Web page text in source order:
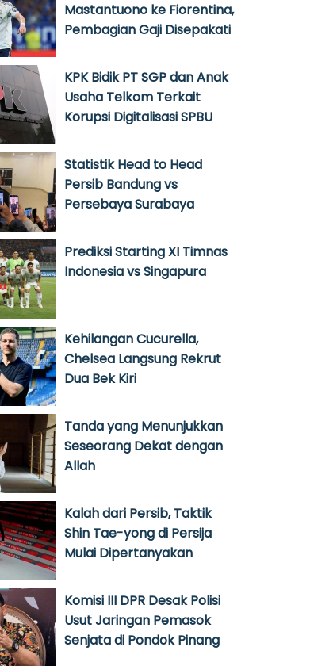
Mastantuono ke Fiorentina,
Pembagian Gaji Disepakati
KPK Bidik PT SGP dan Anak
Usaha Telkom Terkait
Korupsi Digitalisasi SPBU
Statistik Head to Head
Persib Bandung vs
Persebaya Surabaya
Prediksi Starting XI Timnas
Indonesia vs Singapura
Kehilangan Cucurella,
Chelsea Langsung Rekrut
Dua Bek Kiri
Tanda yang Menunjukkan
Seseorang Dekat dengan
Allah
Kalah dari Persib, Taktik
Shin Tae-yong di Persija
Mulai Dipertanyakan
Komisi III DPR Desak Polisi
Usut Jaringan Pemasok
Senjata di Pondok Pinang